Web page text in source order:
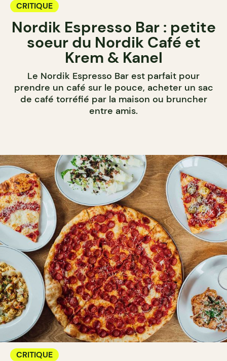
CRITIQUE
Nordik Espresso Bar : petite
soeur du Nordik Café et
Krem & Kanel
Le Nordik Espresso Bar est parfait pour
prendre un café sur le pouce, acheter un sac
de café torréfié par la maison ou bruncher
entre amis.
CRITIQUE